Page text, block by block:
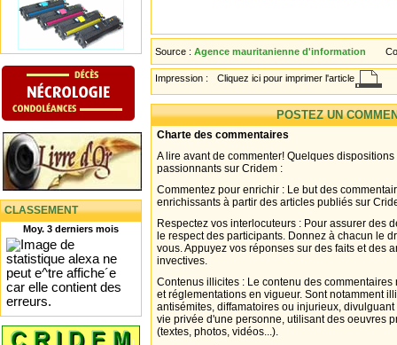
CLASSEMENT
Moy. 3 derniers mois
Source : Agence mauritanienne d'information
Impression : Cliquez ici pour imprimer l'article
POSTEZ UN
Charte des commentaires
A lire avant de commenter! Quelques
passionnants sur Cridem :
Commentez pour enrichir : Le but des
enrichissants à partir des articles publiés sur
Respectez vos interlocuteurs : Pour assurer des
le respect des participants. Donnez à chacun le
vous. Appuyez vos réponses sur des faits et des
invectives.
Contenus illicites : Le contenu des
et réglementations en vigueur. Sont notamment
antisémites, diffamatoires ou injurieux,
vie privée d'une personne, utilisant des oeuvres
(textes, photos, vidéos...).